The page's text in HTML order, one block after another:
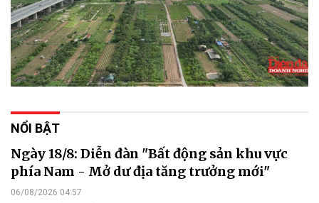
NỔI BẬT
Ngày 18/8: Diễn đàn "Bất động sản khu vực
phía Nam - Mở dư địa tăng trưởng mới"
06/08/2026 04:57